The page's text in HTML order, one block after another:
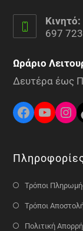
Κινητό:
697
Ωράριο
Δευτέρα έως
Τρόποι
Τρόποι
Πολιτική